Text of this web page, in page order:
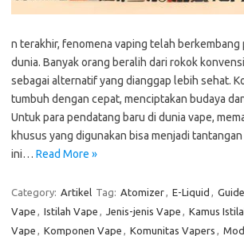
n terakhir, fenomena vaping telah berkembang
dunia. Banyak orang beralih dari rokok
sebagai alternatif yang dianggap lebih sehat.
tumbuh dengan cepat, menciptakan budaya
Untuk para pendatang baru di dunia vape,
khusus yang digunakan bisa menjadi
ini… Read More »
Category: Artikel Tag: Atomizer, E-Liquid ,
Vape , Istilah Vape , Jenis-jenis Vape , Kamus
Vape , Komponen Vape , Komunitas Vapers ,